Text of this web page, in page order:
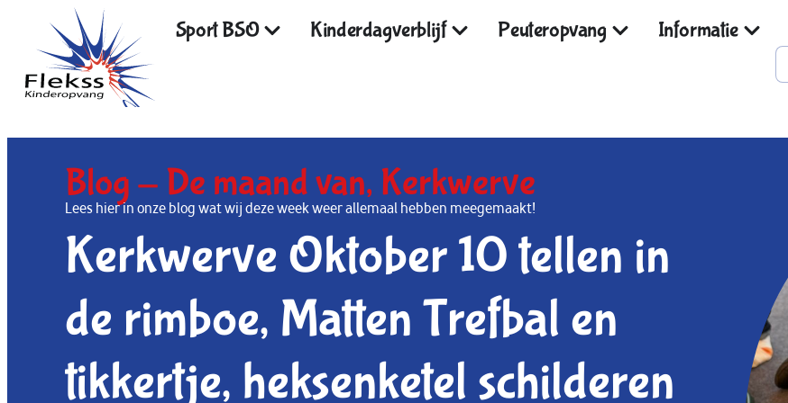
Sport BSO Kinderdagverblijf Peuteropvang Informatie
Blog - De maand van, Kerkwerve
Lees hier in onze blog wat wij deze week weer allemaal hebben meegemaakt!
Kerkwerve Oktober 10 tellen in
de rimboe, Matten Trefbal en
tikkertje, heksenketel schilderen